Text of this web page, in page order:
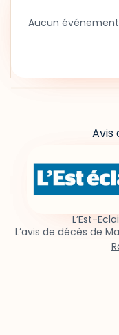
Aucun
Avis
L’Est-
L’avis de décès de